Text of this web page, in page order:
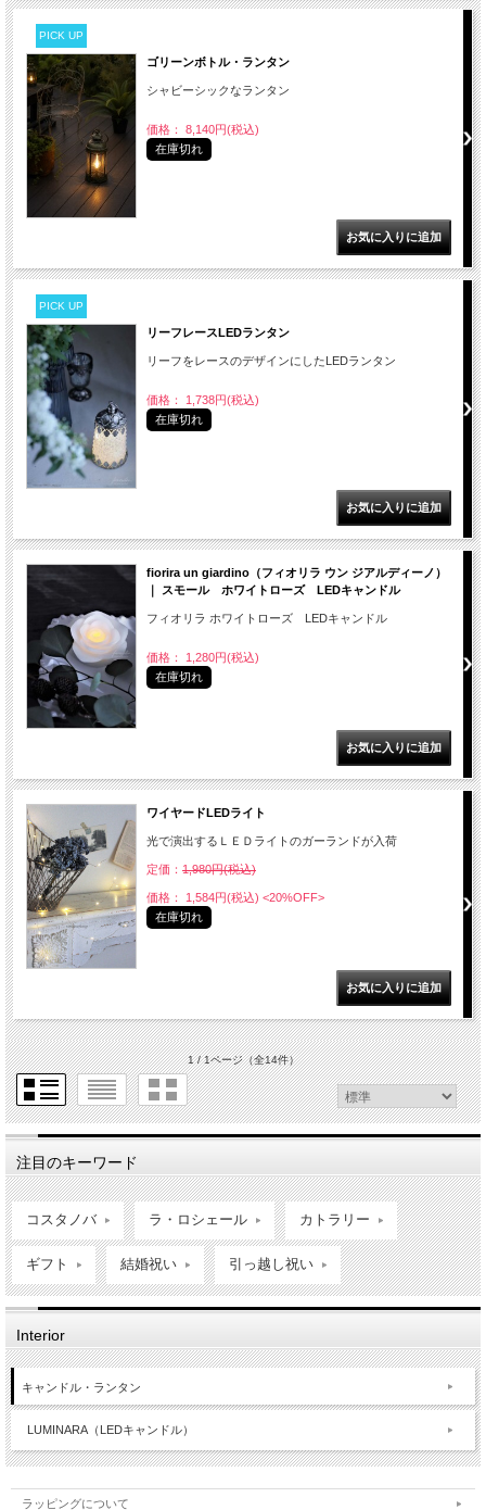
PICK UP
ゴリーンボトル・ランタン
シャビーシックなランタン
価格： 8,140円(税込)
在庫切れ
PICK UP
リーフレースLEDランタン
リーフをレースのデザインにしたLEDランタン
価格： 1,738円(税込)
在庫切れ
fiorira un giardino（フィオリラ ウン ジアルディーノ）
｜ スモール ホワイトローズ LEDキャンドル
フィオリラ ホワイトローズ LEDキャンドル
価格： 1,280円(税込)
在庫切れ
ワイヤードLEDライト
光で演出するＬＥＤライトのガーランドが入荷
定価： 1,980円(税込)
価格： 1,584円(税込) <20%OFF>
在庫切れ
1 / 1ページ（全14件）
注目のキーワード
コスタノバ ラ・ロシェール カトラリー
ギフト 結婚祝い 引っ越し祝い
Interior
キャンドル・ランタン
LUMINARA（LEDキャンドル）
ラッピングについて